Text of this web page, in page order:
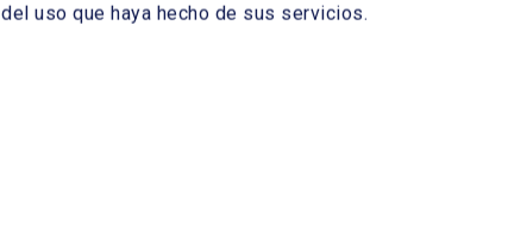
del uso que haya hecho de sus servicios.